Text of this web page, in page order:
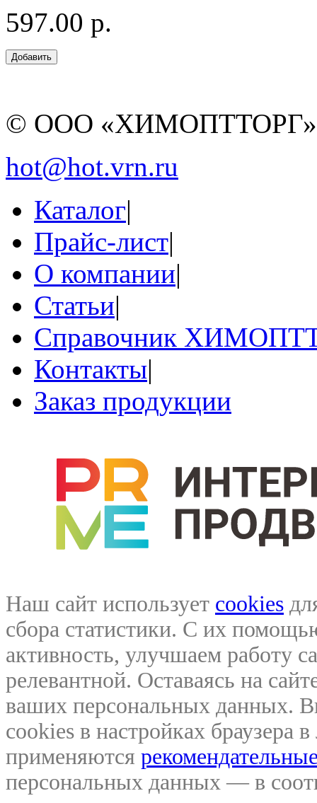
597.00 р.
© ООО
hot@hot.vrn.ru
Каталог|
Прайс-лист|
О компании|
Статьи|
Справочник
Контакты|
Заказ продукции
Наш сайт использует cookies
сбора статистики. С их
активность, улучшаем работу
релевантной. Оставаясь на
ваших персональных данных.
cookies в настройках браузера
применяются
персональных данных — в